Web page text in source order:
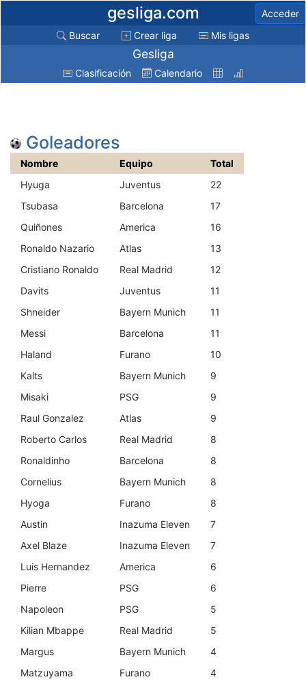
gesliga.com
Acceder
Buscar
Crear liga Mis ligas
Gesliga
Clasificación Calendario
Goleadores
Nombre Equipo
Total
Hyuga
Juventus
22
Tsubasa
Barcelona
17
Quiñones
America
16
Ronaldo Nazario
Atlas
13
Cristiano Ronaldo
Real Madrid
12
Davits
Juventus
11
Shneider
Bayern Munich
11
Messi
Barcelona
11
Haland
Furano
10
Kalts
Bayern Munich
9
Misaki
PSG
9
Raul Gonzalez
Atlas
9
Roberto Carlos
Real Madrid
8
Ronaldinho
Barcelona
8
Cornelius
Bayern Munich
8
Hyoga
Furano
8
Austin
Inazuma Eleven
7
Axel Blaze
Inazuma Eleven
7
Luis Hernandez
America
6
Pierre
PSG
6
Napoleon
PSG
5
Kilian Mbappe
Real Madrid
5
Margus
Bayern Munich
4
Matzuyama
Furano
4